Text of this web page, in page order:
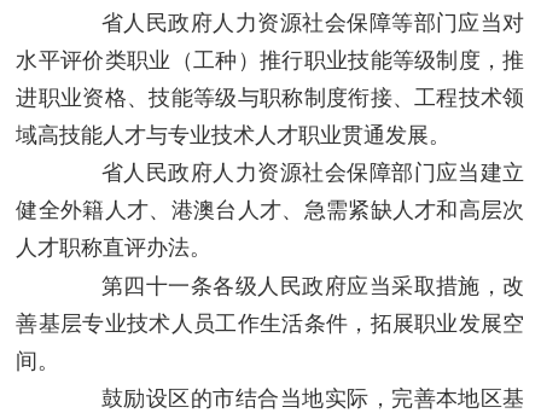
省人民政府人力资源社会保障等部门应当对
水平评价类职业（工种）推行职业技能等级制度，推
进职业资格、技能等级与职称制度衔接、工程技术领
域高技能人才与专业技术人才职业贯通发展。
省人民政府人力资源社会保障部门应当建立
健全外籍人才、港澳台人才、急需紧缺人才和高层次
人才职称直评办法。
第四十一条各级人民政府应当采取措施，改
善基层专业技术人员工作生活条件，拓展职业发展空
间。
鼓励设区的市结合当地实际，完善本地区基